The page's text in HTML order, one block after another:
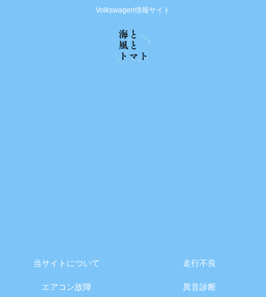
Volkswagen情報サイト
当サイトについて 走行不良
エアコン故障 異音診断